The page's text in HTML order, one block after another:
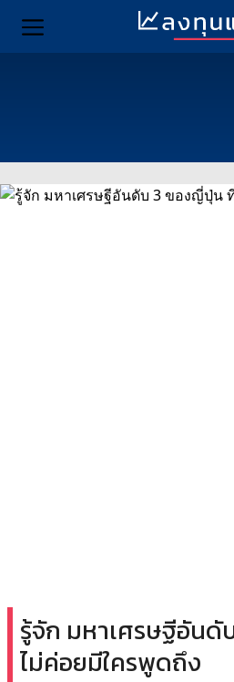
รู้จัก มหาเศรษฐีอัน
ไม่ค่อยมีใครพูดถึง